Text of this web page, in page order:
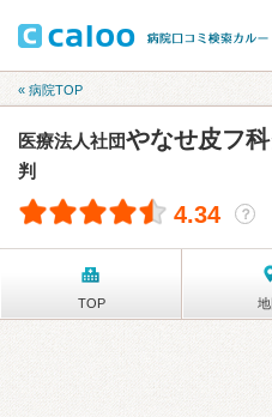
« 病院TOP
医療法人社団やなせ皮フ
判
4.34 ？
TOP